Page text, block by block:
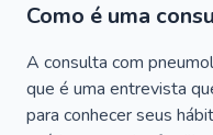
Como é uma
A consulta com
que é uma entrevista
para conhecer seus